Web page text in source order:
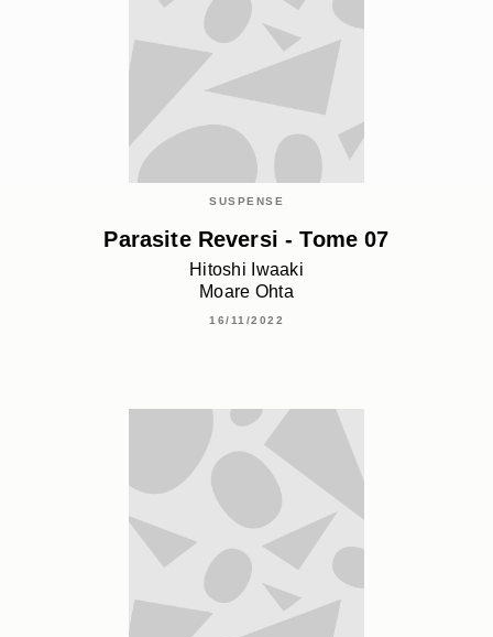
SUSPENSE
Parasite Reversi - Tome 07
Hitoshi Iwaaki
Moare Ohta
16/11/2022